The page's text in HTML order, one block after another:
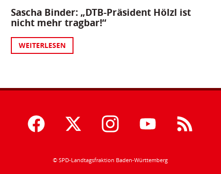
Sascha Binder: „DTB-Präsident Hölzl ist
nicht mehr tragbar!“
WEITERLESEN
© SPD-Landtagsfraktion Baden-Württemberg